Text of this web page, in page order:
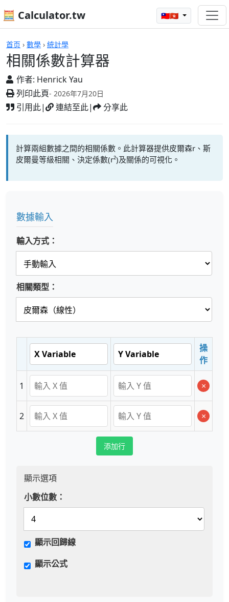
🧮 Calculator.tw 🇹🇼🇭🇰
首页 › 數學 › 統計學
相關係數計算器
作者: Henrick Yau
列印此頁- 2026年7月20日
引用此| 連結至此| 分享此
相關係數計算器
計算兩組數據之間的相關係數。此計算器提供皮爾森r、斯
皮爾曼等級相關、決定係數(r²)及關係的可視化。
數據輸入
輸入方式：
相關類型：
操
作
1 ×
2 ×
添加行
顯示選項
小數位數：
顯示回歸線
顯示公式